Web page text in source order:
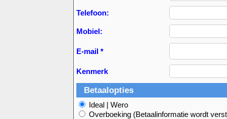
Telefoon:
Mobiel:
E-mail *
Kenmerk
Betaalopties
Ideal | Wero
Overboeking (Betaalinformatie wordt